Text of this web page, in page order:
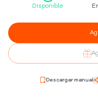
Disponible
Descargar manual